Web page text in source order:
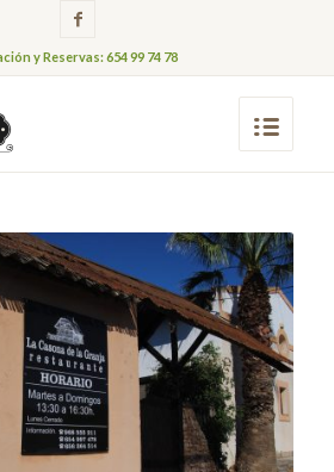
y Reservas: 654 99 74 78